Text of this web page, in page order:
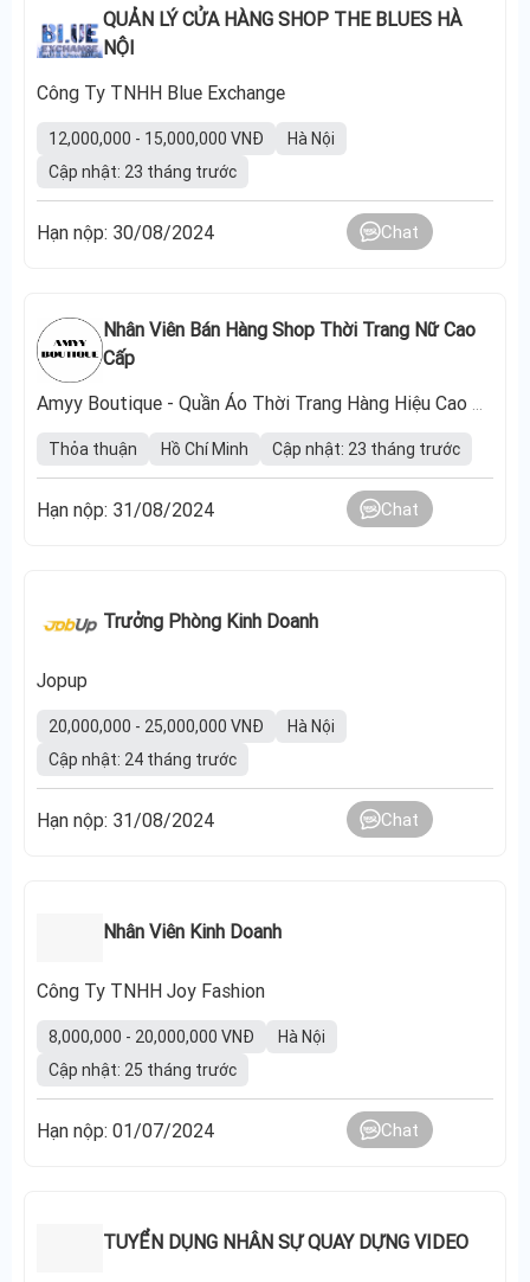
QUẢN LÝ CỬA HÀNG SHOP THE BLUES HÀ
NỘI
Công Ty TNHH Blue Exchange
12,000,000 - 15,000,000 VNĐ
Hà Nội
Cập nhật: 23 tháng trước
Hạn nộp: 30/08/2024 Chat
Nhân Viên Bán Hàng Shop Thời Trang Nữ Cao
Cấp
Amyy Boutique - Quần Áo Thời Trang Hàng Hiệu Cao Cấp
Thỏa thuận Hồ Chí Minh Cập nhật: 23 tháng trước
Hạn nộp: 31/08/2024 Chat
Trưởng Phòng Kinh Doanh
Jopup
20,000,000 - 25,000,000 VNĐ
Hà Nội
Cập nhật: 24 tháng trước
Hạn nộp: 31/08/2024 Chat
Nhân Viên Kinh Doanh
Công Ty TNHH Joy Fashion
8,000,000 - 20,000,000 VNĐ
Hà Nội
Cập nhật: 25 tháng trước
Hạn nộp: 01/07/2024 Chat
TUYỂN DỤNG NHÂN SỰ QUAY DỰNG VIDEO